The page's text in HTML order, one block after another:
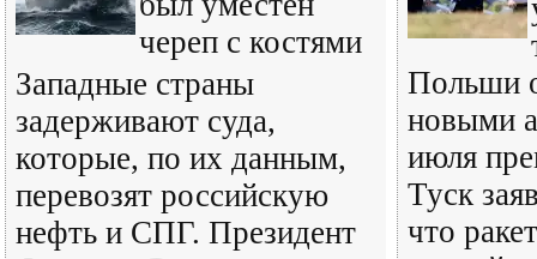
череп с костями
Западные страны
задерживают суда,
которые, по их данным,
перевозят российскую
нефть и СПГ. Президент
Польши
новыми
июля
Туск
что